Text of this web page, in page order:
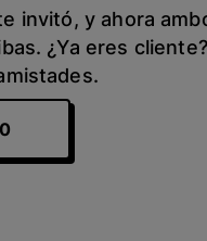
invitó, y ahora
¿Ya eres cliente?